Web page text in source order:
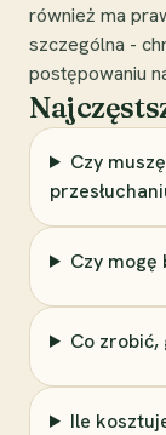
również ma
szczególna -
postępowaniu
Czy
Czy mogę
Co
Ile